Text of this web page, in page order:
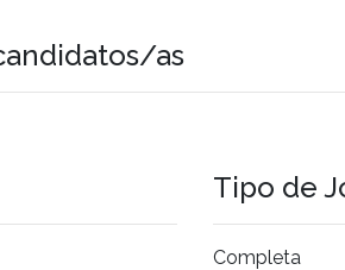
as
Tipo de
Completa